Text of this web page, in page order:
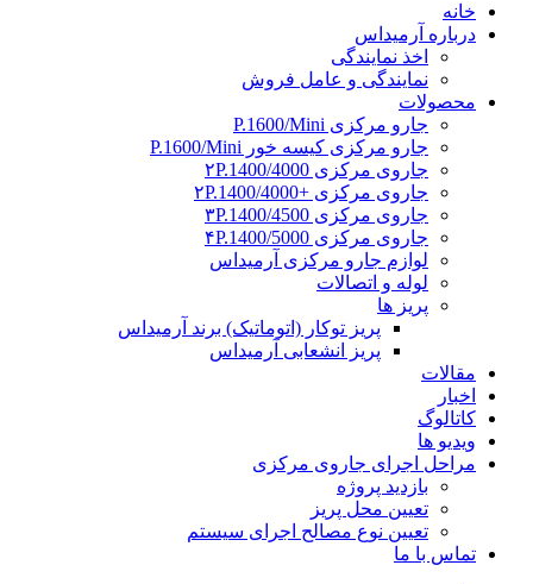
خانه
درباره آرمیداس
اخذ نمایندگی
نمایندگی و عامل فروش
محصولات
جارو مرکزی P.1600/Mini
جارو مرکزی کیسه خور P.1600/Mini
جاروی مرکزی ۲P.1400/4000
جاروی مرکزی +۲P.1400/4000
جاروی مرکزی ۳P.1400/4500
جاروی مرکزی ۴P.1400/5000
لوازم جارو مرکزی آرمیداس
لوله و اتصالات
پریز ها
پریز توکار (اتوماتیک) برند آرمیداس
پریز انشعابی آرمیداس
مقالات
اخبار
کاتالوگ
ویدیو ها
مراحل اجرای جاروی مرکزی
بازدید پروژه
تعیین محل پریز
تعیین نوع مصالح اجرای سیستم
تماس با ما